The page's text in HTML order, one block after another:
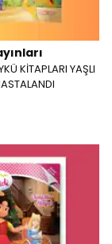
KİTAPLARI YAŞLI